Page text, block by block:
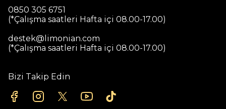
0850 305 6751
(*Çalışma saatleri Hafta içi 08.00-17.00)
destek@limonian.com
(*Çalışma saatleri Hafta içi 08.00-17.00)
Bizi Takip Edin